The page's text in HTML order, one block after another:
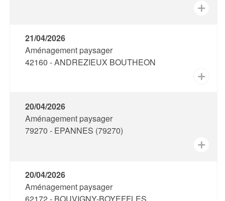
✕
21/04/2026
Aménagement paysager
42160 - ANDREZIEUX BOUTHEON
✕
20/04/2026
Aménagement paysager
79270 - EPANNES (79270)
✕
20/04/2026
Aménagement paysager